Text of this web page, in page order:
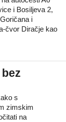
i Bosiljeva 2,
i
čvor Diračje kao
s
zimskim
na